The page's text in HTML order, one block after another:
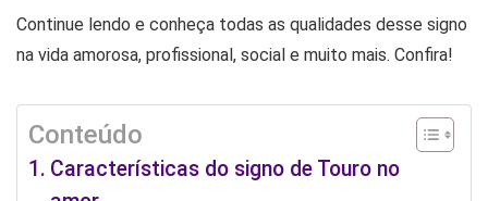
Continue lendo e conheça todas as qualidades desse signo
na vida amorosa, profissional, social e muito mais. Confira!
Conteúdo
Características do signo de Touro no